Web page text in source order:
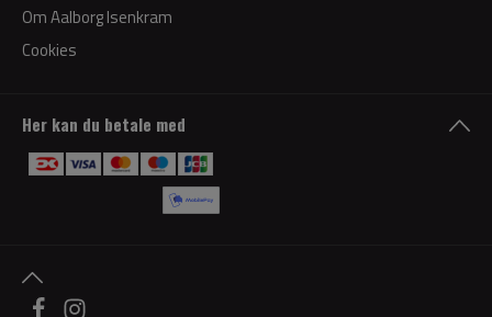
Om Aalborg Isenkram
Cookies
Her kan du betale med